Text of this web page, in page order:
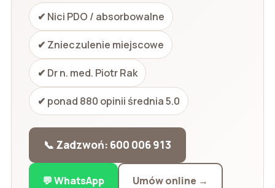
✔ Nici PDO / absorbowalne
✔ Znieczulenie miejscowe
✔ Dr n. med. Piotr Rak
✔ ponad 880 opinii średnia 5.0
📞 Zadzwoń: 600 006 913
💬 WhatsApp Umów online →